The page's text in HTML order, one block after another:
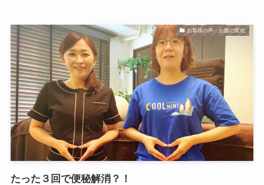
お客様の声：お腹の変化
たった３回で便秘解消？！